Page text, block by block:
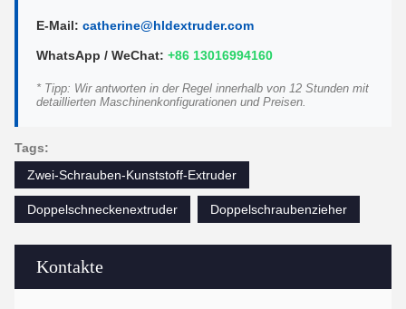
Kontakte
E-Mail: catherine@hldextruder.com
WhatsApp / WeChat: +86 13016994160
* Tipp: Wir antworten in der Regel innerhalb von 12 Stunden mit
detaillierten Maschinenkonfigurationen und Preisen.
Tags:
Zwei-Schrauben-Kunststoff-Extruder
Doppelschneckenextruder Doppelschraubenzieher